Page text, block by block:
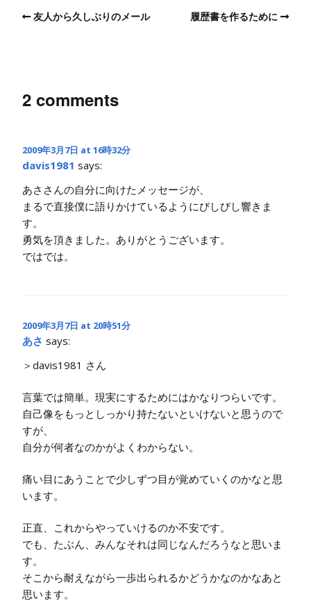
友人から久しぶりのメール 履歴書を作るために
2 comments
2009年3月7日 at 16時32分
davis1981 says:
あささんの自分に向けたメッセージが、
まるで直接僕に語りかけているようにびしびし響きま
す。
勇気を頂きました。ありがとうございます。
ではでは。
2009年3月7日 at 20時51分
あさ says:
＞davis1981 さん
言葉では簡単。現実にするためにはかなりつらいです。
自己像をもっとしっかり持たないといけないと思うので
すが、
自分が何者なのかがよくわからない。
痛い目にあうことで少しずつ目が覚めていくのかなと思
います。
正直、これからやっていけるのか不安です。
でも、たぶん、みんなそれは同じなんだろうなと思いま
す。
そこから耐えながら一歩出られるかどうかなのかなあと
思います。